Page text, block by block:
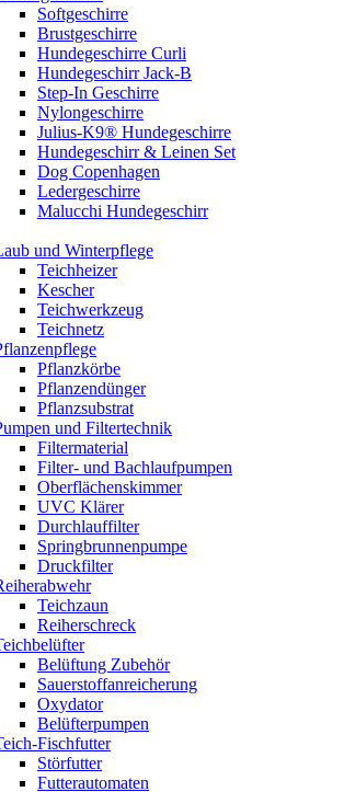
Softgeschirre
Brustgeschirre
Hundegeschirre Curli
Hundegeschirr Jack-B
Step-In Geschirre
Nylongeschirre
Julius-K9® Hundegeschirre
Hundegeschirr & Leinen Set
Dog Copenhagen
Ledergeschirre
Malucchi Hundegeschirr
und Winterpflege
Teichheizer
Kescher
Teichwerkzeug
Teichnetz
Pflanzkörbe
Pflanzendünger
Pflanzsubstrat
und Filtertechnik
Filtermaterial
Filter- und Bachlaufpumpen
Oberflächenskimmer
UVC Klärer
Durchlauffilter
Springbrunnenpumpe
Druckfilter
Teichzaun
Reiherschreck
Belüftung Zubehör
Sauerstoffanreicherung
Oxydator
Belüfterpumpen
Fischfutter
Störfutter
Futterautomaten